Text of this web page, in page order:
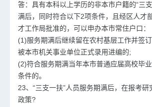
答：具有本科以上学历的非本市户籍的“三
满后，同时符合以下2项条件，且经区人才
才工作局批准的，可以申办本市常住户口：
(1)服务期满后继续留在农村基层工作并签
被本市机关事业单位正式录用进编的;
(2)符合服务期满当年本市普通应届高校毕
条件的。
23、“三支一扶”人员服务期满后，在报考研
政策?